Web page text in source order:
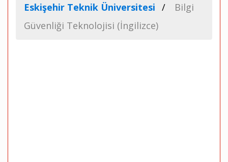
Eskişehir Teknik Üniversitesi
Bilgi
Güvenliği Teknolojisi (İngilizce)